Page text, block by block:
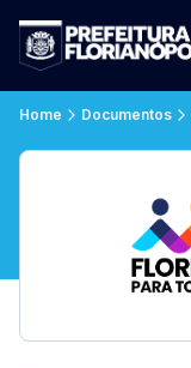
Home Documentos